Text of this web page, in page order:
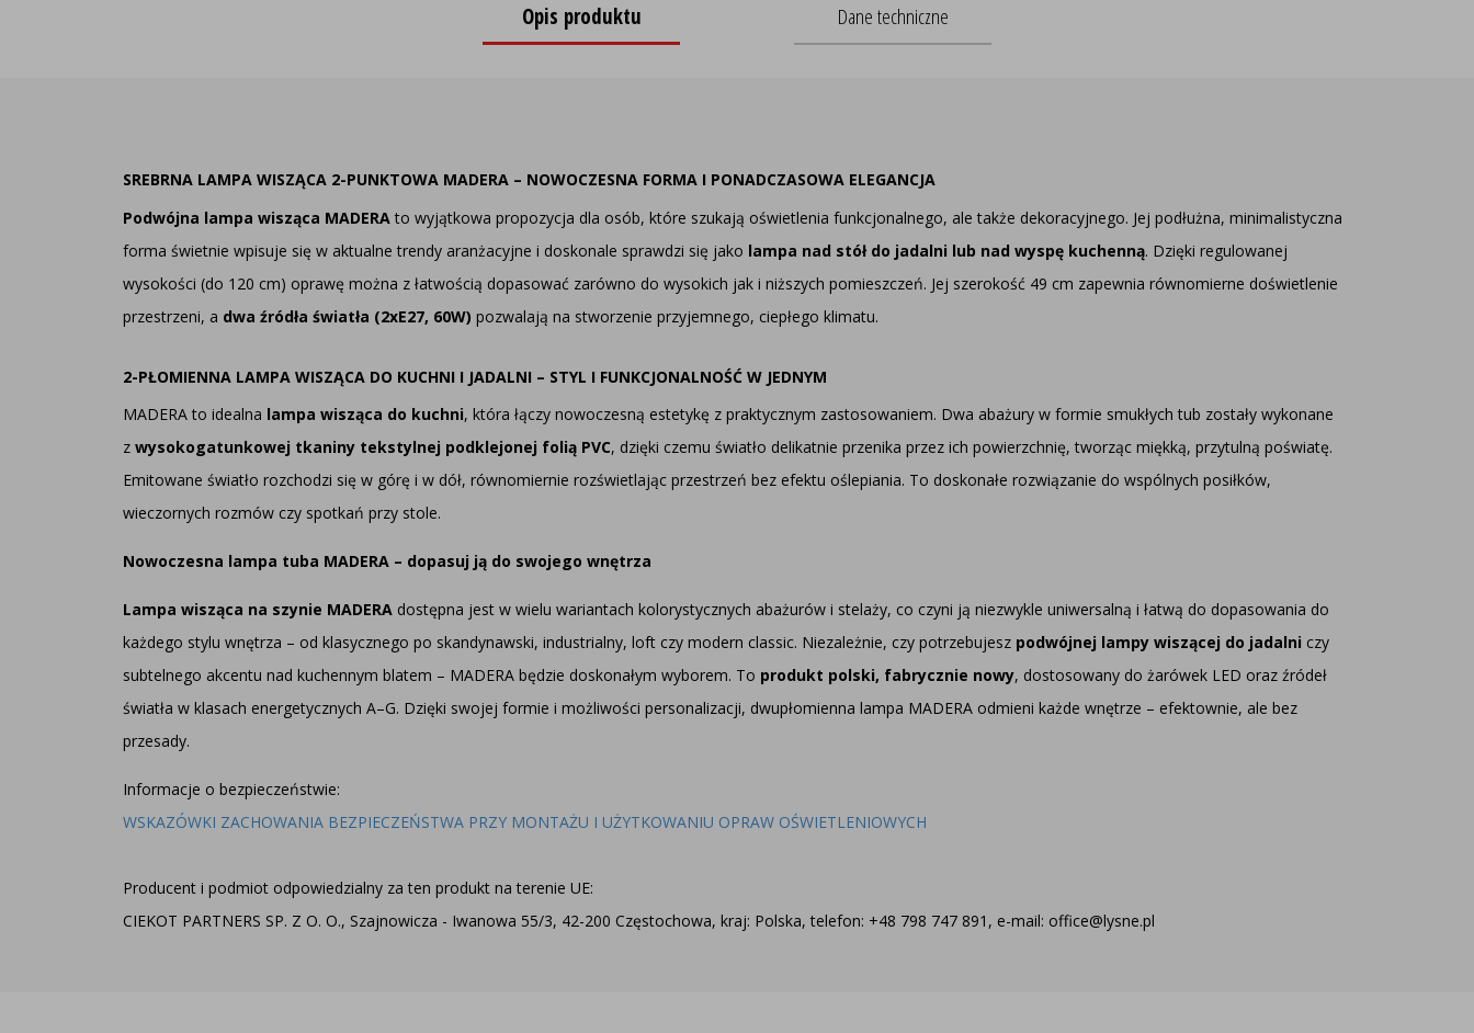
Opis produktu Dane techniczne
SREBRNA LAMPA WISZĄCA 2-PUNKTOWA MADERA – NOWOCZESNA FORMA I PONADCZASOWA ELEGANCJA
Podwójna lampa wisząca MADERA to wyjątkowa propozycja dla osób, które szukają oświetlenia funkcjonalnego, ale także dekoracyjnego. Jej podłużna, minimalistyczna
forma świetnie wpisuje się w aktualne trendy aranżacyjne i doskonale sprawdzi się jako lampa nad stół do jadalni lub nad wyspę kuchenną. Dzięki regulowanej
wysokości (do 120 cm) oprawę można z łatwością dopasować zarówno do wysokich jak i niższych pomieszczeń. Jej szerokość 49 cm zapewnia równomierne doświetlenie
przestrzeni, a dwa źródła światła (2xE27, 60W) pozwalają na stworzenie przyjemnego, ciepłego klimatu.
2-PŁOMIENNA LAMPA WISZĄCA DO KUCHNI I JADALNI – STYL I FUNKCJONALNOŚĆ W JEDNYM
MADERA to idealna lampa wisząca do kuchni, która łączy nowoczesną estetykę z praktycznym zastosowaniem. Dwa abażury w formie smukłych tub zostały wykonane
z wysokogatunkowej tkaniny tekstylnej podklejonej folią PVC, dzięki czemu światło delikatnie przenika przez ich powierzchnię, tworząc miękką, przytulną poświatę.
Emitowane światło rozchodzi się w górę i w dół, równomiernie rozświetlając przestrzeń bez efektu oślepiania. To doskonałe rozwiązanie do wspólnych posiłków,
wieczornych rozmów czy spotkań przy stole.
Nowoczesna lampa tuba MADERA – dopasuj ją do swojego wnętrza
Lampa wisząca na szynie MADERA dostępna jest w wielu wariantach kolorystycznych abażurów i stelaży, co czyni ją niezwykle uniwersalną i łatwą do dopasowania do
każdego stylu wnętrza – od klasycznego po skandynawski, industrialny, loft czy modern classic. Niezależnie, czy potrzebujesz podwójnej lampy wiszącej do jadalni czy
subtelnego akcentu nad kuchennym blatem – MADERA będzie doskonałym wyborem. To produkt polski, fabrycznie nowy, dostosowany do żarówek LED oraz źródeł
światła w klasach energetycznych A–G. Dzięki swojej formie i możliwości personalizacji, dwupłomienna lampa MADERA odmieni każde wnętrze – efektownie, ale bez
przesady.
Informacje o bezpieczeństwie:
WSKAZÓWKI ZACHOWANIA BEZPIECZEŃSTWA PRZY MONTAŻU I UŻYTKOWANIU OPRAW OŚWIETLENIOWYCH
Producent i podmiot odpowiedzialny za ten produkt na terenie UE:
CIEKOT PARTNERS SP. Z O. O., Szajnowicza - Iwanowa 55/3, 42-200 Częstochowa, kraj: Polska, telefon: +48 798 747 891, e-mail: office@lysne.pl